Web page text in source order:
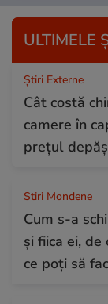
ULTIMELE
Știri Externe
Cât costă
camere în
prețul
Stiri Mondene
Cum s-a
și fiica ei,
ce poți să